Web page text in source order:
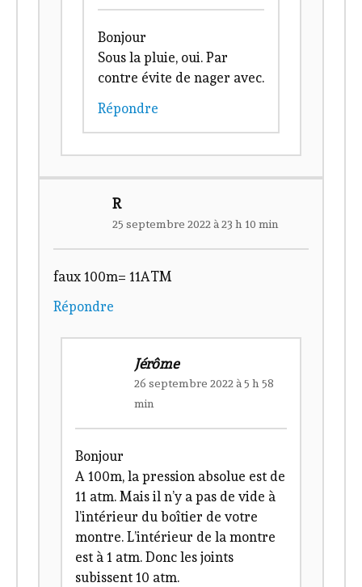
Bonjour
Sous la pluie, oui. Par
contre évite de nager avec.
Répondre
R
25 septembre 2022 à 23 h 10 min
faux 100m= 11ATM
Répondre
Jérôme
26 septembre 2022 à 5 h 58
min
Bonjour
A 100m, la pression absolue est de
11 atm. Mais il n’y a pas de vide à
l’intérieur du boîtier de votre
montre. L’intérieur de la montre
est à 1 atm. Donc les joints
subissent 10 atm.